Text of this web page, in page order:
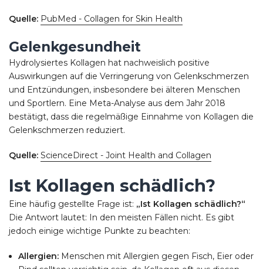
Quelle: PubMed - Collagen for Skin Health
Gelenkgesundheit
Hydrolysiertes Kollagen hat nachweislich positive
Auswirkungen auf die Verringerung von Gelenkschmerzen
und Entzündungen, insbesondere bei älteren Menschen
und Sportlern. Eine Meta-Analyse aus dem Jahr 2018
bestätigt, dass die regelmäßige Einnahme von Kollagen die
Gelenkschmerzen reduziert.
Quelle: ScienceDirect - Joint Health and Collagen
Ist Kollagen schädlich?
Eine häufig gestellte Frage ist: „Ist Kollagen schädlich?“
Die Antwort lautet: In den meisten Fällen nicht. Es gibt
jedoch einige wichtige Punkte zu beachten:
Allergien: Menschen mit Allergien gegen Fisch, Eier oder